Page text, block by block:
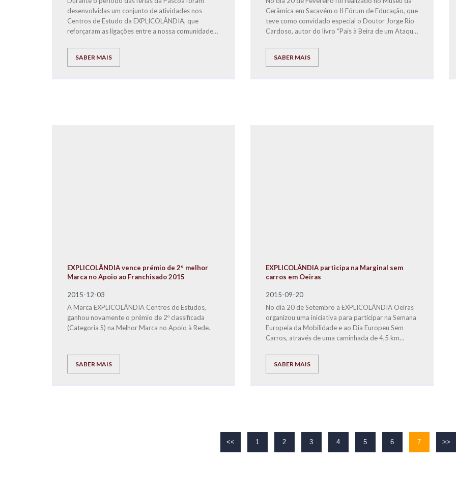
desenvolvidas um conjunto de atividades nos
Centros de Estudo da EXPLICOLÂNDIA, que
reforçaram as ligações entre a nossa comunidade
lúdico-pedagógicas para os nossos alunos.
SABER MAIS
Cerâmica em Sacavém o II Fórum de Educação, que
teve como convidado especial o Doutor Jorge Rio
Cardoso, autor do livro “Pais à Beira de um Ataque
SABER MAIS
EXPLICOLÂNDIA vence prémio de 2º melhor
Marca no Apoio ao Franchisado 2015
2015-12-03
A Marca EXPLICOLÂNDIA Centros de Estudos,
ganhou novamente o prémio de 2º classificada
(Categoria S) na Melhor Marca no Apoio à Rede.
SABER MAIS
EXPLICOLÂNDIA participa na Marginal sem
carros em Oeiras
2015-09-20
No dia 20 de Setembro a EXPLICOLÂNDIA Oeiras
organizou uma iniciativa para participar na Semana
Europeia da Mobilidade e ao Dia Europeu Sem
Carros, através de uma caminhada de 4,5 km
SABER MAIS
<< 1 2 3 4 5 6 7 >>